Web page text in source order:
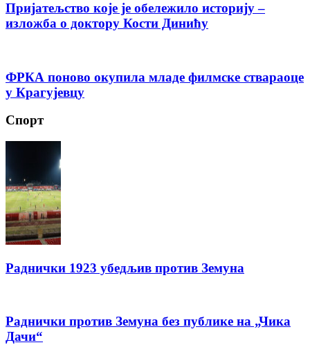
Пријатељство које је обележило историју –
изложба о доктору Кости Динићу
ФРКА поново окупила младе филмске ствараоце
у Крагујевцу
Спорт
Раднички 1923 убедљив против Земуна
Раднички против Земуна без публике на „Чика
Дачи“